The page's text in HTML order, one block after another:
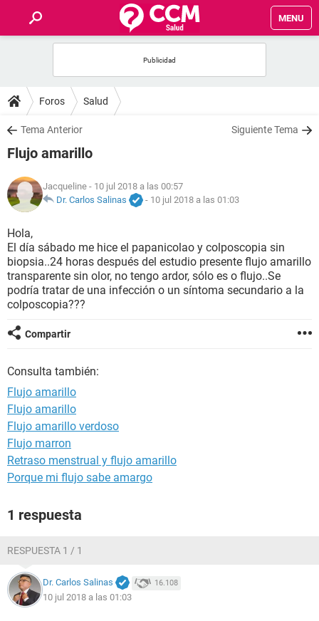
MENU
FOROS
SALUD
FAMILIA
NUTRICIÓN
BIENESTAR
SEXUALIDAD
GLOSARIO
Foros Salud
Tema Anterior Siguiente Tema
Flujo amarillo
Jacqueline - 10 jul 2018 a las 00:57
Dr. Carlos Salinas
- 10 jul 2018 a las 01:03
Hola,
El día sábado me hice el papanicolao y colposcopia sin
biopsia..24 horas después del estudio presente flujo amarillo
transparente sin olor, no tengo ardor, sólo es o flujo..Se
podría tratar de una infección o un síntoma secundario a la
colposcopia???
Compartir
Consulta también:
Flujo amarillo
Flujo amarillo
Flujo amarillo verdoso
Flujo marron
Retraso menstrual y flujo amarillo
Porque mi flujo sabe amargo
1 respuesta
RESPUESTA 1 / 1
Dr. Carlos Salinas 16.108
10 jul 2018 a las 01:03